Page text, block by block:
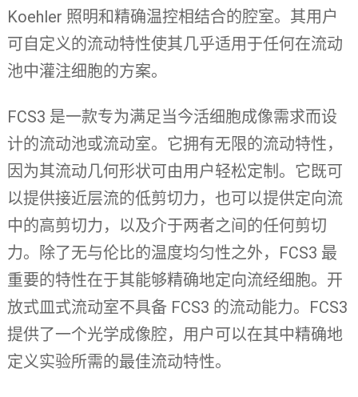
Koehler 照明和精确温控相结合的腔室。其用户
可自定义的流动特性使其几乎适用于任何在流动
池中灌注细胞的方案。
FCS3 是一款专为满足当今活细胞成像需求而设
计的流动池或流动室。它拥有无限的流动特性，
因为其流动几何形状可由用户轻松定制。它既可
以提供接近层流的低剪切力，也可以提供定向流
中的高剪切力，以及介于两者之间的任何剪切
力。除了无与伦比的温度均匀性之外，FCS3 最
重要的特性在于其能够精确地定向流经细胞。开
放式皿式流动室不具备 FCS3 的流动能力。FCS3
提供了一个光学成像腔，用户可以在其中精确地
定义实验所需的最佳流动特性。